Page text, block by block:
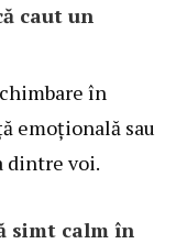
caut un
în
emoțională sau
dintre voi.
simt calm în